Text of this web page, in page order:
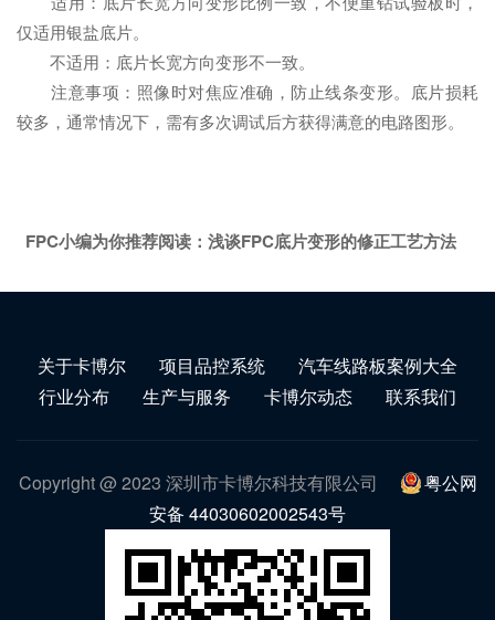
仅适用银盐底片。
不适用：底片长宽方向变形不一致。
注意事项：照像时对焦应准确，防止线条变形。底片损耗
较多，通常情况下，需有多次调试后方获得满意的电路图形。
FPC小编为你推荐阅读： 浅谈FPC底片变形的修正工艺方法
关于卡博尔 项目品控系统
汽车线路板案例大全
行业分布
生产与服务 卡博尔动态 联系我们
Copyright @ 2023 深圳市卡博尔科技有限公司
粤公网
安备 44030602002543号